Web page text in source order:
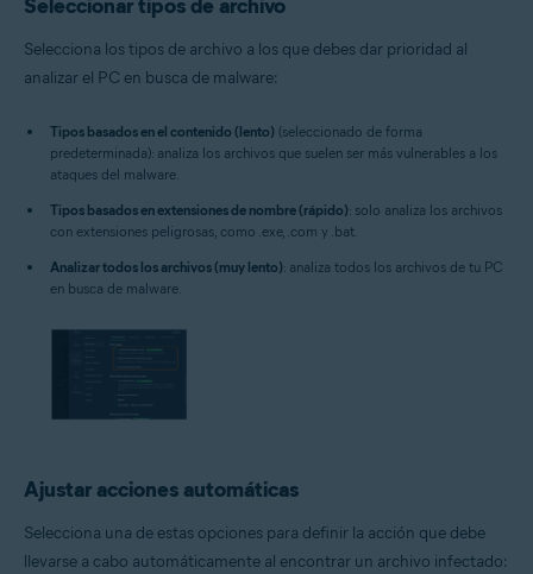
Seleccionar tipos de archivo
Selecciona los tipos de archivo a los que debes dar prioridad al
analizar el PC en busca de malware:
Tipos basados en el contenido (lento) (seleccionado de forma
predeterminada): analiza los archivos que suelen ser más vulnerables a los
ataques del malware.
Tipos basados en extensiones de nombre (rápido): solo analiza los archivos
con extensiones peligrosas, como .exe, .com y .bat.
Analizar todos los archivos (muy lento): analiza todos los archivos de tu PC
en busca de malware.
Ajustar acciones automáticas
Selecciona una de estas opciones para definir la acción que debe
llevarse a cabo automáticamente al encontrar un archivo infectado: